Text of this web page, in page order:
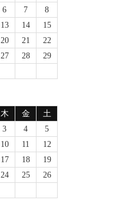
6 7
8
13 14
15
20 21
22
27 28
29
木 金
土
3 4
5
10 11
12
17 18
19
24 25
26